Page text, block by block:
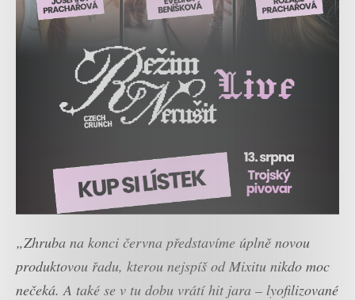
„Zhruba na konci června představíme úplně novou
produktovou řadu, kterou nejspíš od Mixitu nikdo moc
nečeká. A také se v tu dobu vrátí hit jara – lyofilizované